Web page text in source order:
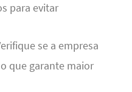
para evitar
se a empresa
que garante maior